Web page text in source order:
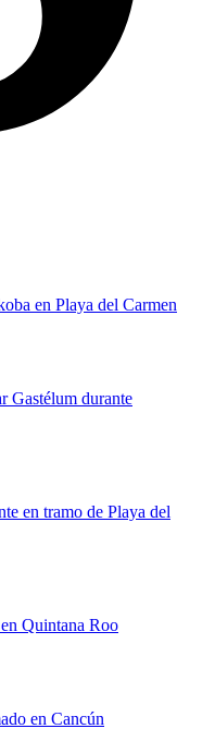
en Playa del Carmen
Gastélum durante
en tramo de Playa del
Quintana Roo
en Cancún